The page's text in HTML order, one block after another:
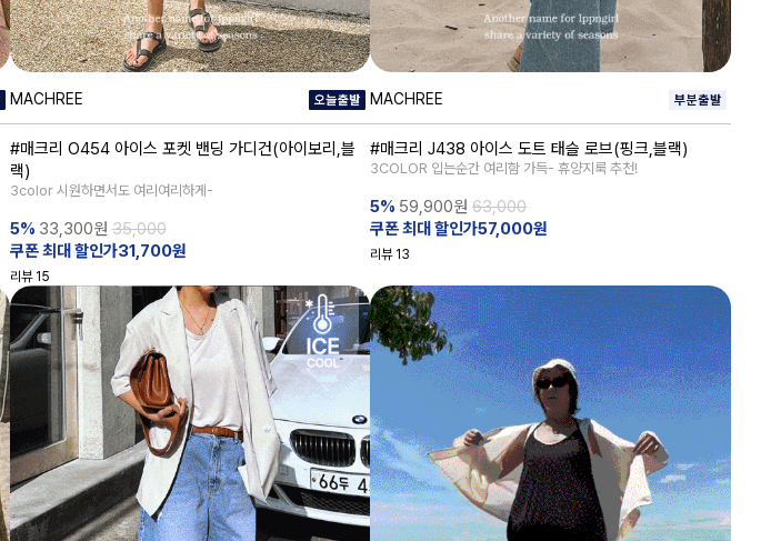
MACHREE
#매크리 O454 아이스 포켓 밴딩 가디건(아이보리,블
랙)
3color 시원하면서도 여리여리하게-
5% 33,300원 35,000
쿠폰 최대 할인가31,700원
리뷰 15
MACHREE
#매크리 J438 아이스 도트 태슬 로브(핑크,블랙)
3COLOR 입는순간 여리함 가득- 휴양지룩 추천!
5% 59,900원 63,000
쿠폰 최대 할인가57,000원
리뷰 13